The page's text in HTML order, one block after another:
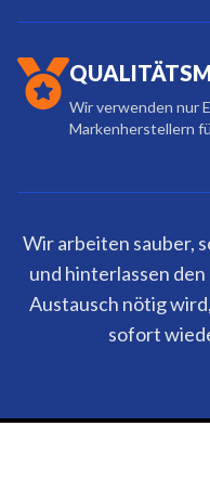
Wir verwenden nur
Markenherstellern
Wir arbeiten sauber,
und hinterlassen
Austausch nötig
sofort